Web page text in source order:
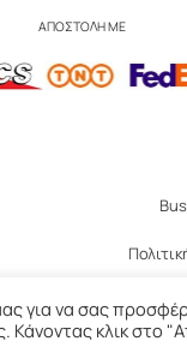
ΑΠΟΣΤΟΛΗ ΜΕ
για να σας
Κάνοντας κλικ